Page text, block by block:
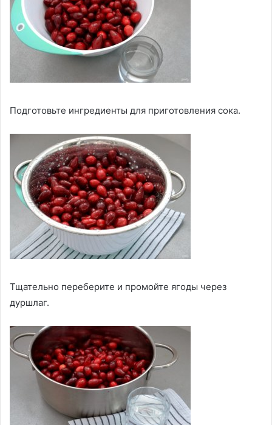
Подготовьте ингредиенты для приготовления сока.
Тщательно переберите и промойте ягоды через
дуршлаг.